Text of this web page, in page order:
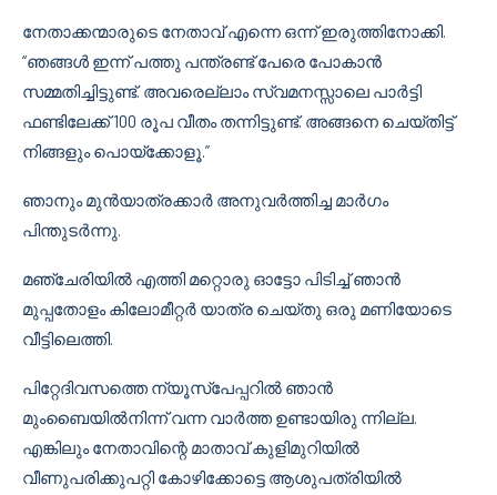
നേതാക്കന്മാരുടെ നേതാവ് എന്നെ ഒന്ന് ഇരുത്തിനോക്കി.
“ഞങ്ങൾ ഇന്ന് പത്തു പന്ത്രണ്ട് പേരെ പോകാൻ
സമ്മതിച്ചിട്ടുണ്ട്. അവരെല്ലാം സ്വമനസ്സാലെ പാർട്ടി
ഫണ്ടിലേക്ക് 100 രൂപ വീതം തന്നിട്ടുണ്ട്. അങ്ങനെ ചെയ്തിട്ട്
നിങ്ങളും പൊയ്ക്കോളൂ.”
ഞാനും മുൻയാത്രക്കാർ അനുവർത്തിച്ച മാർഗം
പിന്തുടർന്നു.
മഞ്ചേരിയിൽ എത്തി മറ്റൊരു ഓട്ടോ പിടിച്ച് ഞാൻ
മുപ്പതോളം കിലോമീറ്റർ യാത്ര ചെയ്തു ഒരു മണിയോടെ
വീട്ടിലെത്തി.
പിറ്റേദിവസത്തെ ന്യൂസ്പേപ്പറിൽ ഞാൻ
മുംബൈയിൽനിന്ന് വന്ന വാർത്ത ഉണ്ടായിരു ന്നില്ല.
എങ്കിലും നേതാവിന്റെ മാതാവ് കുളിമുറിയിൽ
വീണുപരിക്കുപറ്റി കോഴിക്കോട്ടെ ആശുപത്രിയിൽ